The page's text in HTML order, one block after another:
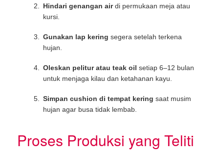
Hindari genangan airdi permukaan meja atau
kursi.
Gunakan lap kering segera setelah terkena
hujan.
Oleskan pelitur atau teak oil setiap 6–12 bulan
untuk menjaga kilau dan ketahanan kayu.
Simpan cushion di tempat kering saat musim
hujan agar busa tidak lembab.
Proses Produksi yang Teliti